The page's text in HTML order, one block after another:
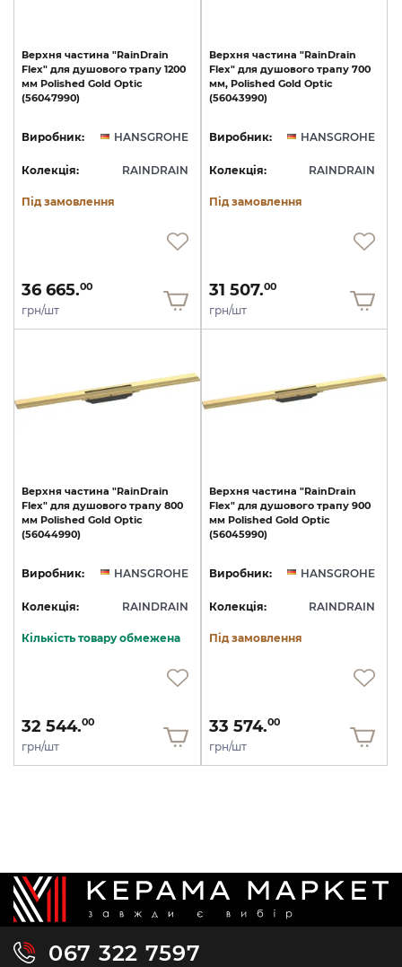
Верхня частина "RainDrain
Flex" для душового трапу 1200
мм Polished Gold Optic
(56047990)
Виробник: HANSGROHE
Колекція: RAINDRAIN
Під замовлення
36 665.00
грн/шт
Верхня частина "RainDrain
Flex" для душового трапу 700
мм, Polished Gold Optic
(56043990)
Виробник: HANSGROHE
Колекція: RAINDRAIN
Під замовлення
31 507.00
грн/шт
Верхня частина "RainDrain
Flex" для душового трапу 800
мм Polished Gold Optic
(56044990)
Виробник: HANSGROHE
Колекція: RAINDRAIN
Кількість товару обмежена
32 544.00
грн/шт
Верхня частина "RainDrain
Flex" для душового трапу 900
мм Polished Gold Optic
(56045990)
Виробник: HANSGROHE
Колекція: RAINDRAIN
Під замовлення
33 574.00
грн/шт
067 322 7597